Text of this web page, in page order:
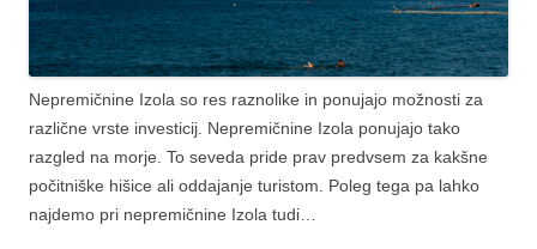
Nepremičnine Izola so res raznolike in ponujajo možnosti za
različne vrste investicij. Nepremičnine Izola ponujajo tako
razgled na morje. To seveda pride prav predvsem za kakšne
počitniške hišice ali oddajanje turistom. Poleg tega pa lahko
najdemo pri nepremičnine Izola tudi…